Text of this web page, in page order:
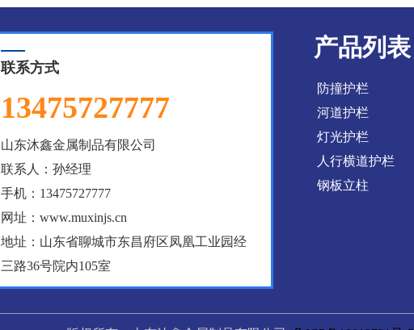
联系方式
13475727777
山东沐鑫金属制品有限公司
联系人：孙经理
手机：13475727777
网址：www.muxinjs.cn
地址：山东省聊城市东昌府区凤凰工业园经
三路36号院内105室
产品列表
防撞护栏
河道护栏
灯光护栏
人行横道护栏
钢板立柱